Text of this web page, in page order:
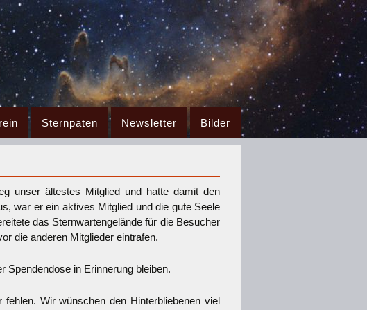
Sternpaten Newsletter Bilder
unser ältestes Mitglied und hatte damit den
war er ein aktives Mitglied und die gute Seele
das Sternwartengelände für die Besucher
die anderen Mitglieder eintrafen.
Spendendose in Erinnerung bleiben.
Wir wünschen den Hinterbliebenen viel